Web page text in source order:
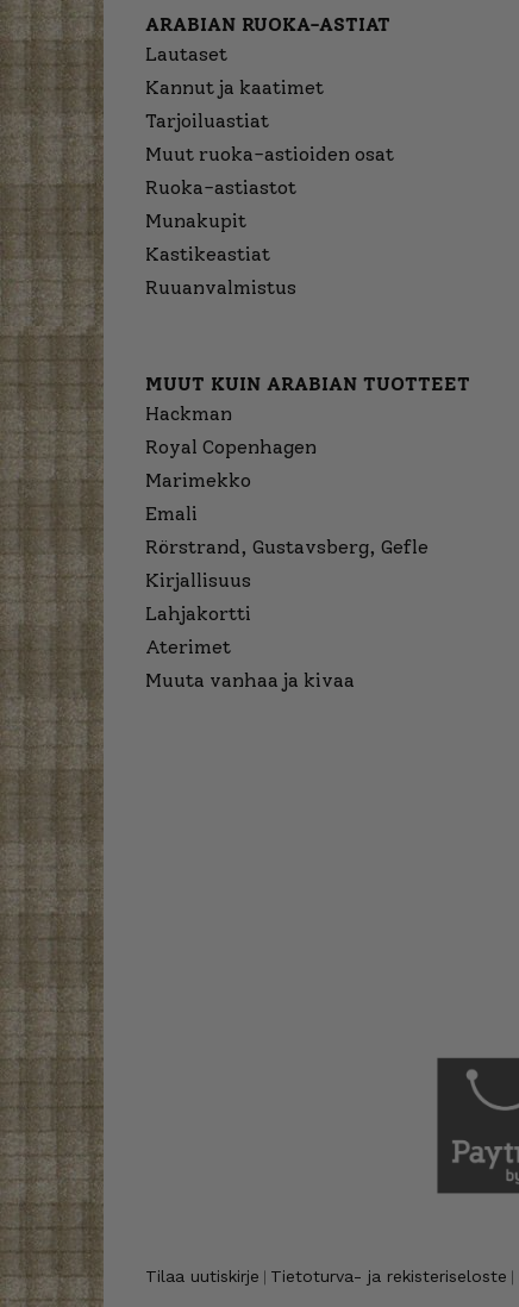
ARABIAN RUOKA-ASTIAT
Lautaset
Kannut ja kaatimet
Tarjoiluastiat
Muut ruoka-astioiden osat
Ruoka-astiastot
Munakupit
Kastikeastiat
Ruuanvalmistus
MUUT KUIN ARABIAN TUOTTEET
Hackman
Royal Copenhagen
Marimekko
Emali
Rörstrand, Gustavsberg, Gefle
Kirjallisuus
Lahjakortti
Aterimet
Muuta vanhaa ja kivaa
Tilaa uutiskirje Tietoturva- ja rekisteriseloste